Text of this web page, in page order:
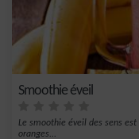
Smoothie éveil
Le smoothie éveil des sens
oranges...